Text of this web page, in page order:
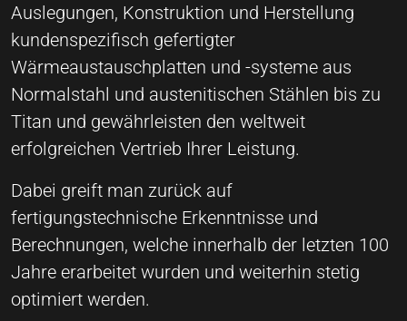
Auslegungen, Konstruktion und Herstellung
kundenspezifisch gefertigter
Wärmeaustauschplatten und -systeme aus
Normalstahl und austenitischen Stählen bis zu
Titan und gewährleisten den weltweit
erfolgreichen Vertrieb Ihrer Leistung.
Dabei greift man zurück auf
fertigungstechnische Erkenntnisse und
Berechnungen, welche innerhalb der letzten 100
Jahre erarbeitet wurden und weiterhin stetig
optimiert werden.